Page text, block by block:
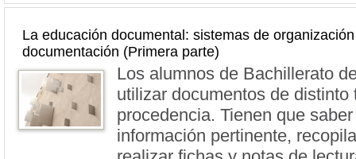
La educación documental: sistemas de
documentación (Primera parte)
Los alumnos de Bachillerato
utilizar documentos de distinto
procedencia. Tienen que
información pertinente,